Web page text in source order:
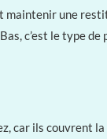
maintenir une
c’est le type de
car ils couvrent